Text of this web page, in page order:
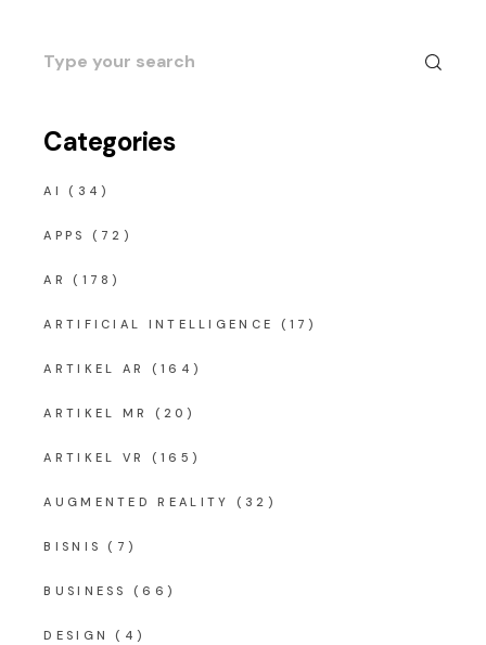
Search
for:
Categories
AI (34)
APPS (72)
AR (178)
ARTIFICIAL INTELLIGENCE (17)
ARTIKEL AR (164)
ARTIKEL MR (20)
ARTIKEL VR (165)
AUGMENTED REALITY (32)
BISNIS (7)
BUSINESS (66)
DESIGN (4)